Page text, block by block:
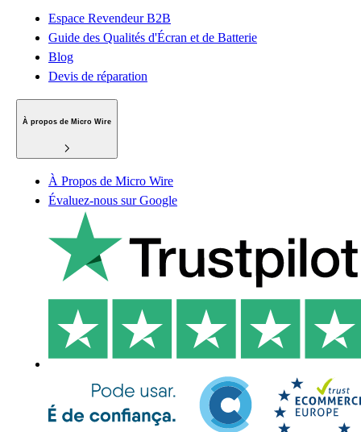
Espace Revendeur B2B
Guide des Qualités d'Écran et de Batterie
Blog
Devis de réparation
À propos de Micro Wire
À Propos de Micro Wire
Évaluez-nous sur Google